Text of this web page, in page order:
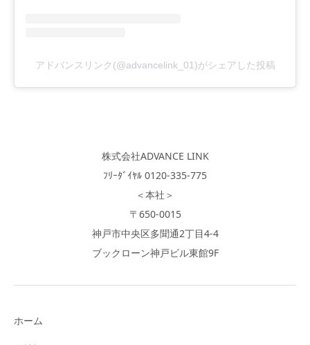
アドバンスリンク(@advancelink_01)がシェアした投稿
株式会社ADVANCE LINK
ﾌﾘｰﾀﾞｲﾔﾙ 0120-335-775
＜本社＞
〒650-0015
神戸市中央区多聞通2丁目4-4
ブックローン神戸ビル東館9F
ホーム